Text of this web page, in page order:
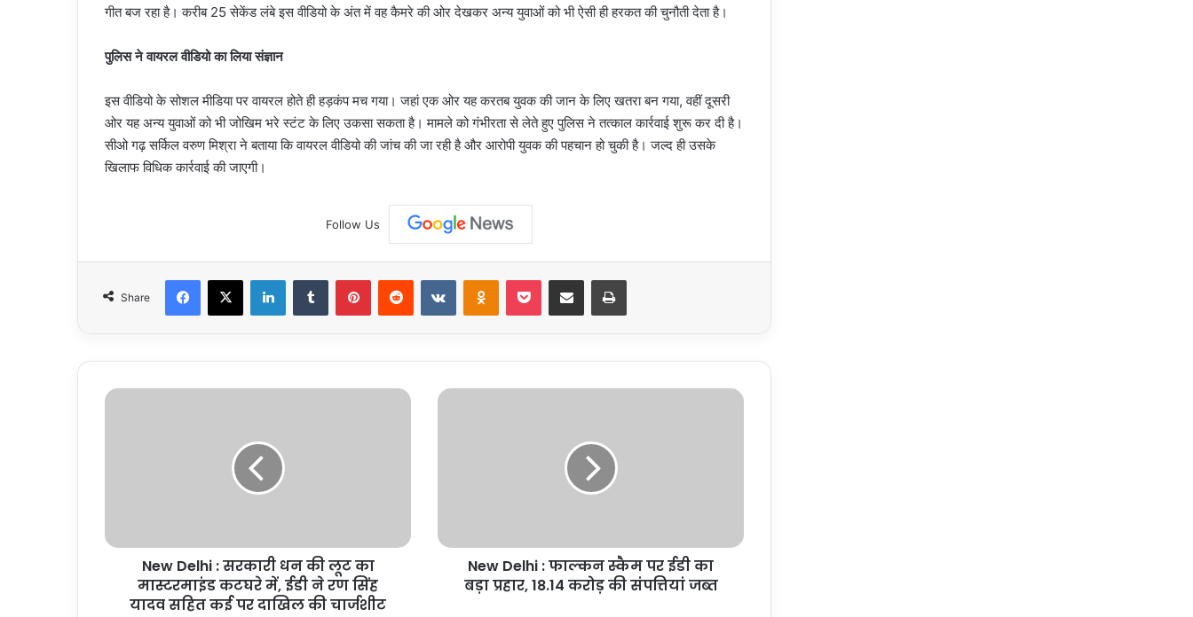
गीत बज रहा है। करीब 25 सेकेंड लंबे इस वीडियो के अंत में वह कैमरे की ओर देखकर अन्य युवाओं को भी ऐसी ही हरकत की चुनौती देता है।
पुलिस ने वायरल वीडियो का लिया संज्ञान
इस वीडियो के सोशल मीडिया पर वायरल होते ही हड़कंप मच गया। जहां एक ओर यह करतब युवक की जान के लिए खतरा बन गया, वहीं दूसरी
ओर यह अन्य युवाओं को भी जोखिम भरे स्टंट के लिए उकसा सकता है। मामले को गंभीरता से लेते हुए पुलिस ने तत्काल कार्रवाई शुरू कर दी है।
सीओ गढ़ सर्किल वरुण मिश्रा ने बताया कि वायरल वीडियो की जांच की जा रही है और आरोपी युवक की पहचान हो चुकी है। जल्द ही उसके
खिलाफ विधिक कार्रवाई की जाएगी।
Follow Us
Share
Facebook
X LinkedInTumblr PinterestReddit VKontakteOdnoklassniki
Pocket Share via Email Print
New
मास्टरमाइंड
New Delhi : सरकारी धन की लूट का
मास्टरमाइंड कटघरे में, ईडी ने रण सिंह
यादव सहित कई पर दाखिल की चार्जशीट
New
बड़ा
New Delhi : फाल्कन स्कैम पर ईडी का
बड़ा प्रहार, 18.14 करोड़ की संपत्तियां जब्त